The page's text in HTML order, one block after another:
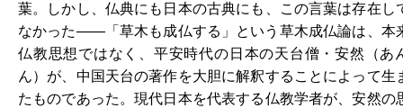
葉。しかし、仏典にも日本の古典にも、この言葉は存在し
なかった――「草木も成仏する」という草木成仏論は、本
仏教思想ではなく、平安時代の日本の天台僧・安然（あ
ん）が、中国天台の著作を大胆に解釈することによって生
たものであった。現代日本を代表する仏教学者が、安然の